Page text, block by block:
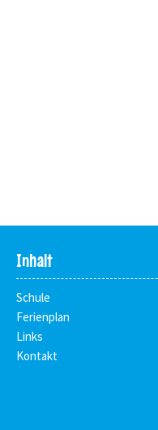
Inhalt
Schule
Ferienplan
Links
Kontakt